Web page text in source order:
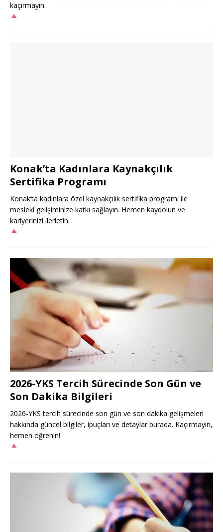
kaçırmayın.
Konak’ta Kadınlara Kaynakçılık
Sertifika Programı
Konak’ta kadınlara özel kaynakçılık sertifika programı ile
mesleki gelişiminize katkı sağlayın. Hemen kaydolun ve
kariyerinizi ilerletin.
2026-YKS Tercih Sürecinde Son Gün ve
Son Dakika Bilgileri
2026-YKS tercih sürecinde son gün ve son dakika gelişmeleri
hakkında güncel bilgiler, ipuçları ve detaylar burada. Kaçırmayın,
hemen öğrenin!